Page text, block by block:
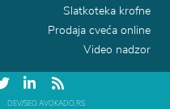
Slatkoteka krofne
Prodaja cveća online
Video nadzor
DEV/SEO AVOKADO.RS